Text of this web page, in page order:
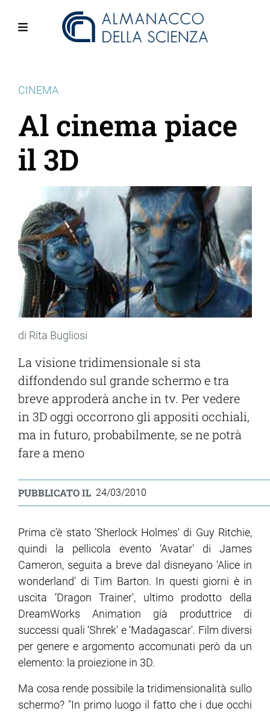
CINEMA
Al cinema piace
il 3D
di Rita Bugliosi
La visione tridimensionale si sta
diffondendo sul grande schermo e tra
breve approderà anche in tv. Per vedere
in 3D oggi occorrono gli appositi occhiali,
ma in futuro, probabilmente, se ne potrà
fare a meno
PUBBLICATO IL 24/03/2010
Prima c'è stato ‘Sherlock Holmes' di Guy Ritchie,
quindi la pellicola evento ‘Avatar' di James
Cameron, seguita a breve dal disneyano ‘Alice in
wonderland' di Tim Barton. In questi giorni è in
uscita ‘Dragon Trainer', ultimo prodotto della
DreamWorks Animation già produttrice di
successi quali ‘Shrek' e ‘Madagascar'. Film diversi
per genere e argomento accomunati però da un
elemento: la proiezione in 3D.
Ma cosa rende possibile la tridimensionalità sullo
schermo? "In primo luogo il fatto che i due occhi